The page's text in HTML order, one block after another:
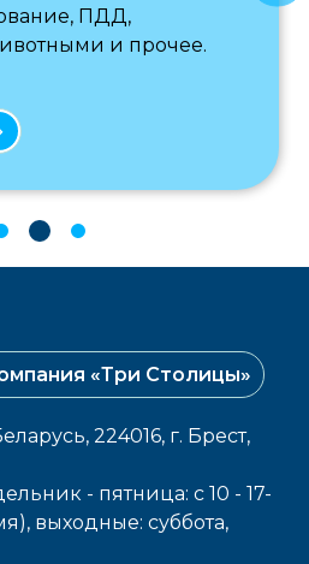
ПДД,
и прочее.
«Три Столицы»
224016, г. Брест,
- пятница: с 10 - 17-
выходные: cуббота,